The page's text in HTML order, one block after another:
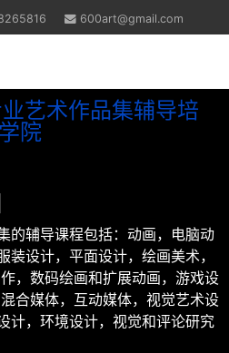
600art@gmail.com
的辅导课程包括：动画，电脑动
设计，平面设计，绘画美术，
，数码绘画和扩展动画，游戏设
合媒体，互动媒体，视觉艺术设
计，环境设计，视觉和评论研究